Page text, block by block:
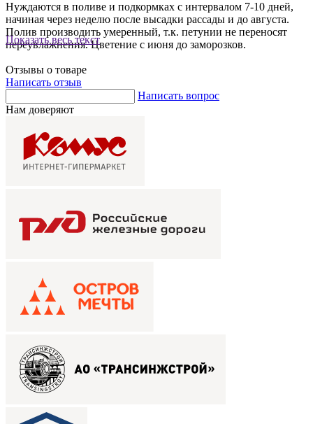
Показать весь текст
Нуждаются в поливе и подкормках с интервалом 7-10 дней,
начиная через неделю после высадки рассады и до августа.
Полив производить умеренный, т.к. петунии не переносят
переувлажнения. Цветение с июня до заморозков.
Отзывы о товаре
Написать отзыв
Написать вопрос
Нам доверяют